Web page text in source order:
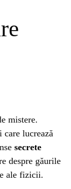
mistere.
care lucrează
secrete
despre găurile
ale fizicii.